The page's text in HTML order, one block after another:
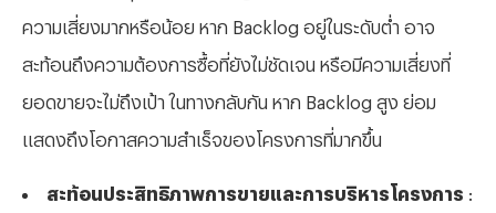
ความเสี่ยงมากหรือน้อย หาก Backlog อยู่ในระดับต่ำ อาจ
สะท้อนถึงความต้องการซื้อที่ยังไม่ชัดเจน หรือมีความเสี่ยงที่
ยอดขายจะไม่ถึงเป้า ในทางกลับกัน หาก Backlog สูง ย่อม
แสดงถึงโอกาสความสำเร็จของโครงการที่มากขึ้น
สะท้อนประสิทธิภาพการขายและการบริหารโครงการ